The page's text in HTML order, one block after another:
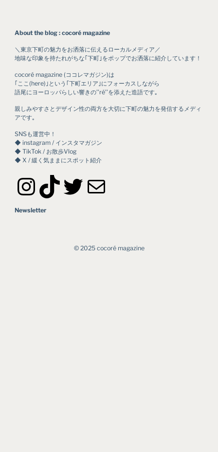
About the blog : cocoré magazine
＼東京下町の魅力をお洒落に伝えるローカルメディア／
地味な印象を持たれがちな｢下町｣をポップでお洒落に紹介しています！
cocoré magazine (ココレマガジン)は
｢ここ(here)｣という｢下町エリア｣にフォーカスしながら
語尾にヨーロッパらしい響きの’’ré’’を添えた造語です｡
親しみやすさとデザイン性の両方を大切に下町の魅力を発信するメディ
アです｡
SNSも運営中！
◆ instagram / インスタマガジン
◆ TikTok / お散歩Vlog
◆ X / 緩く気ままにスポット紹介
InstagramTikTok Twitter メール
Newsletter
©︎ 2025 cocoré magazine